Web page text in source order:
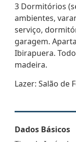
3 Dormitórios
ambientes,
serviço,
garagem.
Ibirapuera.
madeira.
Lazer: Salão de
Dados Básicos